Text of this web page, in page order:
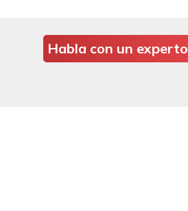
Habla con un experto